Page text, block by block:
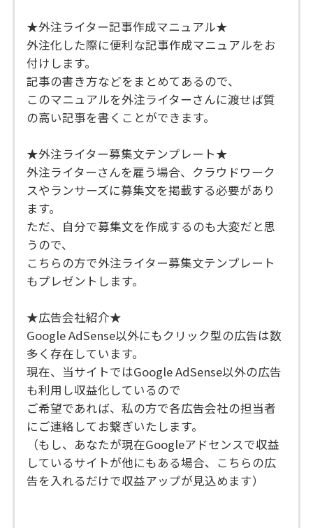
★外注ライター記事作成マニュアル★
外注化した際に便利な記事作成マニュアルをお
付けします。
記事の書き方などをまとめてあるので、
このマニュアルを外注ライターさんに渡せば質
の高い記事を書くことができます。
★外注ライター募集文テンプレート★
外注ライターさんを雇う場合、クラウドワーク
スやランサーズに募集文を掲載する必要があり
ます。
ただ、自分で募集文を作成するのも大変だと思
うので、
こちらの方で外注ライター募集文テンプレート
もプレゼントします。
★広告会社紹介★
Google AdSense以外にもクリック型の広告は数
多く存在しています。
現在、当サイトではGoogle AdSense以外の広告
も利用し収益化しているので
ご希望であれば、私の方で各広告会社の担当者
にご連絡してお繋ぎいたします。
（もし、あなたが現在Googleアドセンスで収益
しているサイトが他にもある場合、こちらの広
告を入れるだけで収益アップが見込めます）